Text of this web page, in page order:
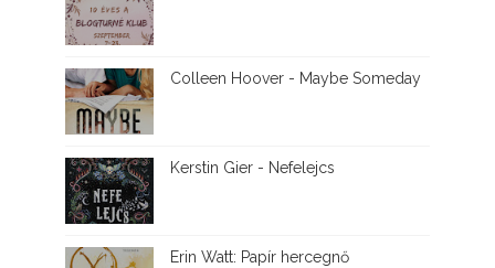
Colleen Hoover - Maybe Someday
Kerstin Gier - Nefelejcs
Erin Watt: Papír hercegnő